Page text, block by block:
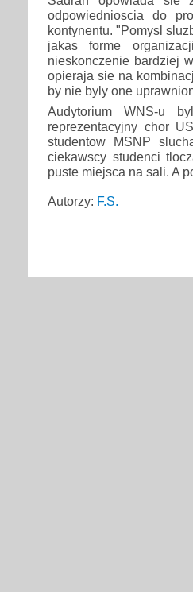
odpowiednioscia do
kontynentu. "Pomysl
jakas forme
nieskonczenie bardziej
opieraja sie na
by nie byly one
Audytorium WNS-u
reprezentacyjny chor
studentow MSNP
ciekawscy studenci
puste miejsca na sali. A
Autorzy: F.S.